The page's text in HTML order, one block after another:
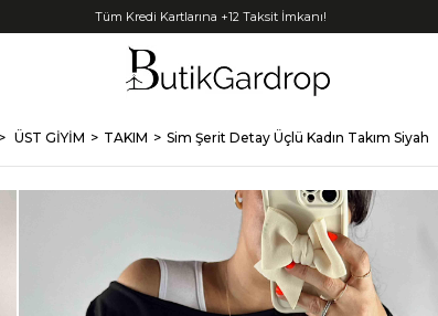
Tüm Kredi Kartlarına +12 Taksit İmkanı!
ÜST GİYİM TAKIM Sim Şerit Detay Üçlü Kadın Takım Siyah